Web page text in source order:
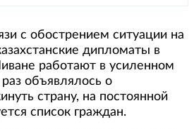
с обострением ситуации на
дипломаты в
работают в усиленном
объявлялось о
страну, на постоянной
список граждан.